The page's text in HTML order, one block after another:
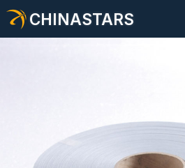
CHINASTARS
Modischer reflektierender Stoff